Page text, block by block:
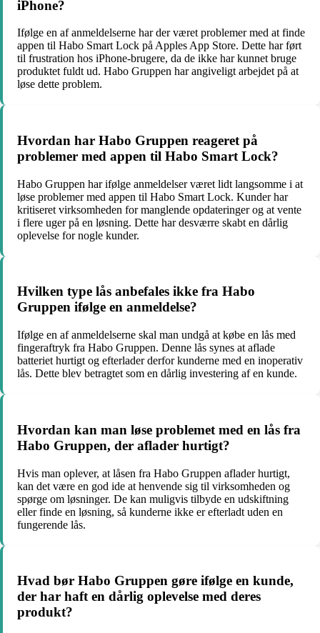
iPhone?
Ifølge en af anmeldelserne har der været problemer med at finde
appen til Habo Smart Lock på Apples App Store. Dette har ført
til frustration hos iPhone-brugere, da de ikke har kunnet bruge
produktet fuldt ud. Habo Gruppen har angiveligt arbejdet på at
løse dette problem.
Hvordan har Habo Gruppen reageret på
problemer med appen til Habo Smart Lock?
Habo Gruppen har ifølge anmeldelser været lidt langsomme i at
løse problemer med appen til Habo Smart Lock. Kunder har
kritiseret virksomheden for manglende opdateringer og at vente
i flere uger på en løsning. Dette har desværre skabt en dårlig
oplevelse for nogle kunder.
Hvilken type lås anbefales ikke fra Habo
Gruppen ifølge en anmeldelse?
Ifølge en af anmeldelserne skal man undgå at købe en lås med
fingeraftryk fra Habo Gruppen. Denne lås synes at aflade
batteriet hurtigt og efterlader derfor kunderne med en inoperativ
lås. Dette blev betragtet som en dårlig investering af en kunde.
Hvordan kan man løse problemet med en lås fra
Habo Gruppen, der aflader hurtigt?
Hvis man oplever, at låsen fra Habo Gruppen aflader hurtigt,
kan det være en god ide at henvende sig til virksomheden og
spørge om løsninger. De kan muligvis tilbyde en udskiftning
eller finde en løsning, så kunderne ikke er efterladt uden en
fungerende lås.
Hvad bør Habo Gruppen gøre ifølge en kunde,
der har haft en dårlig oplevelse med deres
produkt?